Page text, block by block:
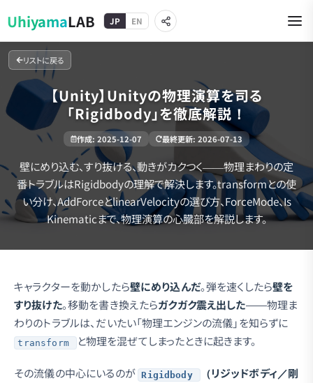
UhiyamaLAB JP EN
リストに戻る
【Unity】Unityの物理演算を司る
「Rigidbody」を徹底解説！
作成:2025-12-07 最終更新:2026-07-13
壁にめり込む、すり抜ける、動きがカクつく——物理まわりの定
番トラブルはRigidbodyの理解で解決します。transformとの使
い分け、AddForceとlinearVelocityの選び方、ForceMode、Is
Kinematicまで、物理演算の心臓部を解説します。
キャラクターを動かしたら壁にめり込んだ。弾を速くしたら壁を
すり抜けた。移動を書き換えたらガクガク震え出した——物理ま
わりのトラブルは、だいたい「物理エンジンの流儀」を知らずに
transform と物理を混ぜてしまったときに起きます。
その流儀の中心にいるのが Rigidbody
（リジッドボディ／剛